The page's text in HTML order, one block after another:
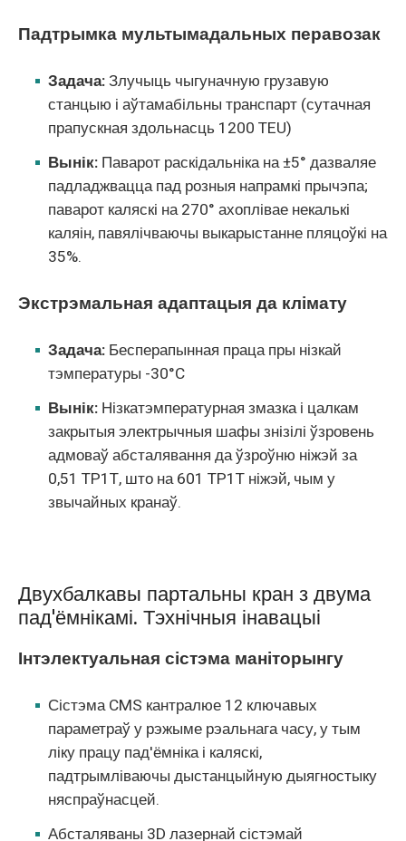
Падтрымка мультымадальных перавозак
Задача:Злучыць чыгуначную грузавую
станцыю і аўтамабільны транспарт (сутачная
прапускная здольнасць 1200 TEU)
Вынік: Паварот раскідальніка на ±5° дазваляе
падладжвацца пад розныя напрамкі прычэпа;
паварот каляскі на 270° ахоплівае некалькі
каляін, павялічваючы выкарыстанне пляцоўкі на
35%.
Экстрэмальная адаптацыя да клімату
Задача: Бесперапынная праца пры нізкай
тэмпературы -30°C
Вынік: Нізкатэмпературная змазка і цалкам
закрытыя электрычныя шафы знізілі ўзровень
адмоваў абсталявання да ўзроўню ніжэй за
0,51 TP1T, што на 601 TP1T ніжэй, чым у
звычайных кранаў.
Двухбалкавы партальны кран з двума
пад'ёмнікамі. Тэхнічныя інавацыі
Інтэлектуальная сістэма маніторынгу
Сістэма CMS кантралюе 12 ключавых
параметраў у рэжыме рэальнага часу, у тым
ліку працу пад'ёмніка і каляскі,
падтрымліваючы дыстанцыйную дыягностыку
няспраўнасцей.
Абсталяваны 3D лазернай сістэмай